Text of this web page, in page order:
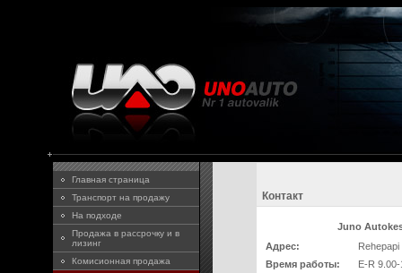
Главная страница
Транспорт на продажу
На подходе
Продажа в рассрочку и в
лизинг
Комисионная продажа
Контакт
Juno
Адрес:
Rehepapi
Время работы:
E-R